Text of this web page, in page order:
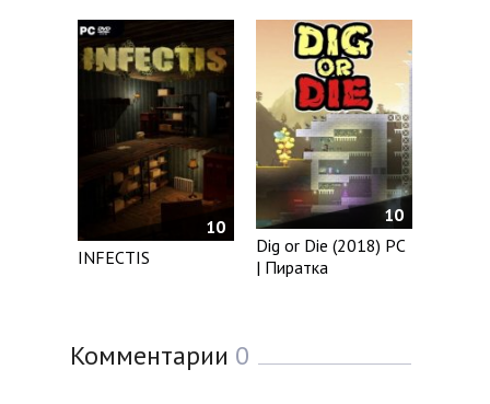
10
INFECTIS
10
Dig or Die (2018) PC
| Пиратка
Комментарии 0